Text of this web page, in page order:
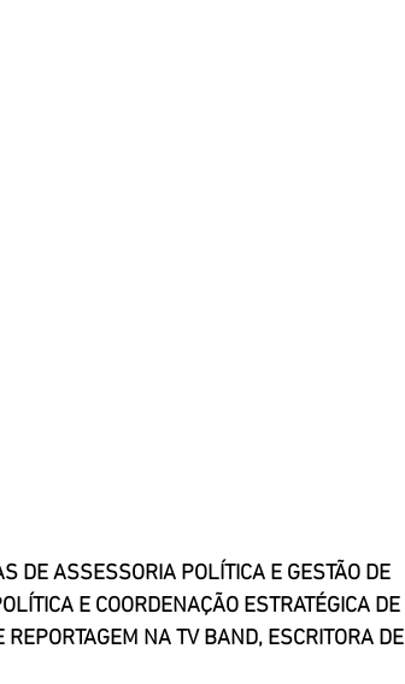
DE ASSESSORIA POLÍTICA E GESTÃO DE
E COORDENAÇÃO ESTRATÉGICA DE
NA TV BAND, ESCRITORA DE